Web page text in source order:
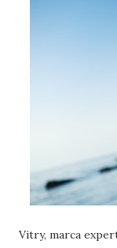
Vitry, marca